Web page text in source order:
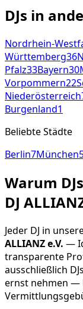
DJs in
Nordrhein-
Württemberg36
Pfalz33Bayern30
Vorpommern22
Niederösterreich
Burgenland1
Beliebte Städte
Berlin7München
Warum
DJ
Jeder DJ in
ALLIANZ e.V. —
transparente
ausschließlich
ernst nehmen —